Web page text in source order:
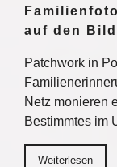
auf den
Patchwork in
Netz monieren
Bestimmtes im
Weiterlesen